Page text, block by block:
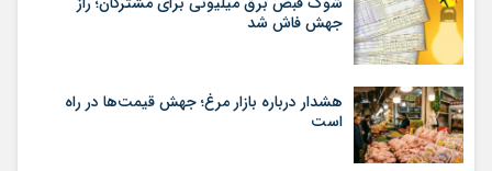
جهش فاش شد
هشدار درباره بازار مرغ؛ جهش قیمت‌ها در راه
است